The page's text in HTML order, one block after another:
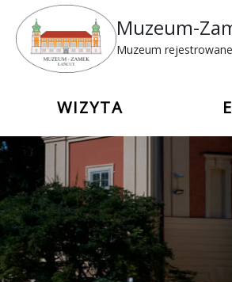
Muzeum-
Muzeum rejestrowane
WIZYTA